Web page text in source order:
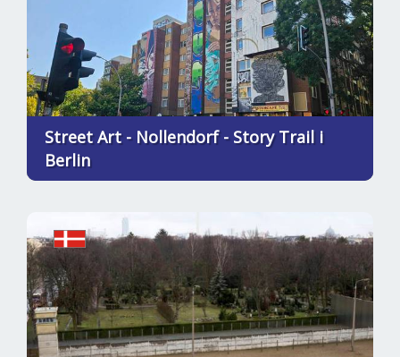
Street Art - Nollendorf - Story Trail i
Berlin